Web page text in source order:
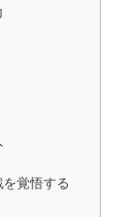
覚悟する